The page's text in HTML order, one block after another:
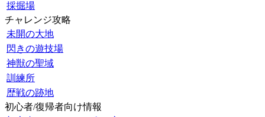
採掘場
チャレンジ攻略
未開の大地
閃きの遊技場
神獣の聖域
訓練所
歴戦の跡地
初心者/復帰者向け情報